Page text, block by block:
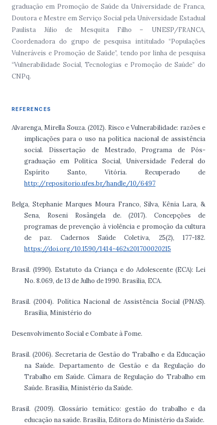
graduação em Promoção de Saúde da Universidade de Franca,
Doutora e Mestre em Serviço Social pela Universidade Estadual
Paulista Júlio de Mesquita Filho – UNESP/FRANCA,
Coordenadora do grupo de pesquisa intitulado “Populações
Vulneráveis e Promoção de Saúde”, tendo por linha de pesquisa
“Vulnerabilidade Social, Tecnologias e Promoção de Saúde” do
CNPq.
REFERENCES
Alvarenga, Mirella Souza. (2012). Risco e Vulnerabilidade: razões e
implicações para o uso na política nacional de assistência
social. Dissertação de Mestrado, Programa de Pós-
graduação em Política Social, Universidade Federal do
Espírito Santo, Vitória. Recuperado de
http://repositorio.ufes.br/handle/10/6497
Belga, Stephanie Marques Moura Franco, Silva, Kênia Lara, &
Sena, Roseni Rosângela de. (2017). Concepções de
programas de prevenção à violência e promoção da cultura
de paz. Cadernos Saúde Coletiva, 25(2), 177-182.
https://doi.org/10.1590/1414-462x201700020215
Brasil. (1990). Estatuto da Criança e do Adolescente (ECA): Lei
No. 8.069, de 13 de Julho de 1990. Brasília, ECA.
Brasil. (2004). Política Nacional de Assistência Social (PNAS).
Brasília, Ministério do
Desenvolvimento Social e Combate à Fome.
Brasil. (2006). Secretaria de Gestão do Trabalho e da Educação
na Saúde. Departamento de Gestão e da Regulação do
Trabalho em Saúde. Câmara de Regulação do Trabalho em
Saúde. Brasília, Ministério da Saúde.
Brasil. (2009). Glossário temático: gestão do trabalho e da
educação na saúde. Brasília, Editora do Ministério da Saúde.